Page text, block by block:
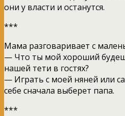
они у власти и останутся.
***
Мама разговаривает с
— Что ты мой хороший
нашей тети в гостях?
— Играть с моей няней или
себе сначала выберет папа.
***